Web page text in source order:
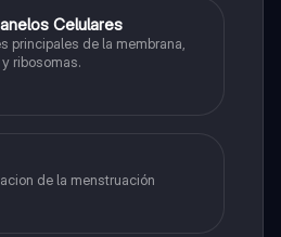
Celulares
principales de la membrana,
ribosomas.
de la menstruación